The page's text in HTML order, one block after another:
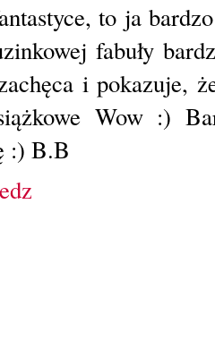
to ja
fabuły
i pokazuje,
Wow :)
:) B.B